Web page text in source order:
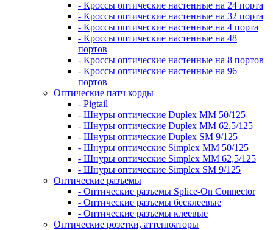
- Кроссы оптические настенные на 24 порта
- Кроссы оптические настенные на 32 порта
- Кроссы оптические настенные на 4 порта
- Кроссы оптические настенные на 48
портов
- Кроссы оптические настенные на 8 портов
- Кроссы оптические настенные на 96
портов
Оптические патч корды
- Pigtail
- Шнуры оптические Duplex MM 50/125
- Шнуры оптические Duplex MM 62,5/125
- Шнуры оптические Duplex SM 9/125
- Шнуры оптические Simplex MM 50/125
- Шнуры оптические Simplex MM 62,5/125
- Шнуры оптические Simplex SM 9/125
Оптические разъемы
- Оптические разъемы Splice-On Connector
- Оптические разъемы бесклеевые
- Оптические разъемы клеевые
Оптические розетки, аттенюаторы